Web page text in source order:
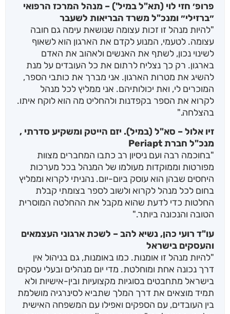
פרופ׳ חזי לוי (תא"ל במיל') – מנהל המרכז הרפואי
״ברזילי״ ומנכ"ל משרד הבריאות לשעבר
"להיות מנהל זו זכות עצומה שנושאת עימה גם חובה
עצומה. לטעמי, המנוע לקדם את הארגון הוא לשאוף
לשינוי נכון, לשתף את האנשים ולאהוב את האדם
בארגון. רק כך נצליח לרתום את כל העובדים על מנת
להשיג את מטרות הארגון. אני מברך את כותבי הספר,
המוכרים לי, ואת יכולותיהם. אני ממליץ לכל מנהל
לקרוא את הספר בקפדנות ולהחליט מה הוא לוקח איתו.
בהצלחה."
זיו אלול – סא"ל (במיל). יזם הייטק ומשקיע סדרתי ,
מנכ"ל חברת Periapt
"בחוכמה רבה ועם ניסיון רב כתבו המחברים מצוות
מפורטות וממוקדות מעולמו של המנהל בכל מערכות
היחסים שבהן הוא עוסק ביום-יום. נהניתי לקרוא וממליץ
בחום לכל מנהל לקרוא ולשוב לספר בצומתי קבלת
החלטות כדי לדעת שהוא מקבל את ההחלטה המוסרית
הטובה והנכונה ביותר."
עו"ד רועי כהן, נשיא להב – לשכת ארגוני העצמאים
והעסקים בישראל
"להיות מנהל זו אומנות. כמו באומנות, גם בניהול אין
דרך נכונה אחת ומוחלטת. מדי יום מנהלים ובעלי עסקים
בישראל מתחבטים בסוגיות מקצועיות ובין-אישיות ולא
תמיד מוצאים את דרך המלך שתביא לסינרגיה מושלמת
בין העובדים, עם הספקים ואפילו עם המשפחה האישית